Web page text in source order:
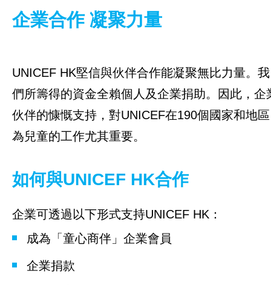
企業合作
「零錢布施」
UNICEF「童心商伴」企業合作計劃
企業伙伴
訊息中心
企業合作 凝聚力量
UNICEF HK堅信與伙伴合作能凝聚無比力量。我
們所籌得的資金全賴個人及企業捐助。因此，企
伙伴的慷慨支持，對UNICEF在190個國家和地區
為兒童的工作尤其重要。
如何與UNICEF HK合作
企業可透過以下形式支持UNICEF HK：
成為「童心商伴」企業會員
企業捐款